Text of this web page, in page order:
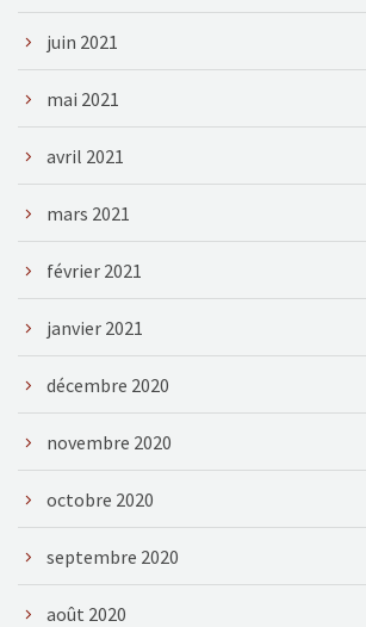
juin 2021
mai 2021
avril 2021
mars 2021
février 2021
janvier 2021
décembre 2020
novembre 2020
octobre 2020
septembre 2020
août 2020